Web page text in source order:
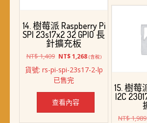
14. 樹莓派 Raspberry Pi
SPI 23s17x2 32 GPIO 長
針擴充板
NT$1,409 原
價
格：
NT$ 1,409。
NT$1,268目
價
NT$ 1,268。
(含稅)
貨號: rs-pi-spi-23s17-2-lp
已售完
查看內容
15. 樹莓
I2C
NT$1,989